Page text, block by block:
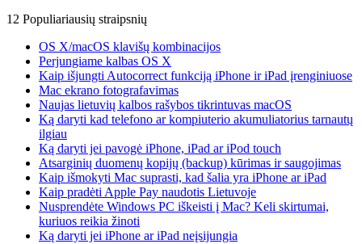
12 Populiariausių straipsnių
OS X/macOS klavišų kombinacijos
Perjungiame kalbas OS X
Kaip išjungti Autocorrect funkciją iPhone ir iPad įrenginiuose
Mac ekrano fotografavimas
Naujas lietuvių kalbos rašybos tikrintuvas macOS
Ką daryti kad telefono ar kompiuterio akumuliatorius tarnautų
ilgiau
Ką daryti jei pavogė iPhone, iPad ar iPod touch
Atsarginių duomenų kopijų (backup) kūrimas ir saugojimas
Kaip išmokyti Mac suprasti, kad šalia yra iPhone ar iPad
Kaip pradėti Apple Pay naudotis Lietuvoje
Nusprendėte Windows PC iškeisti į Mac? Keli skirtumai,
kuriuos reikia žinoti
Ką daryti jei iPhone ar iPad neįsijungia